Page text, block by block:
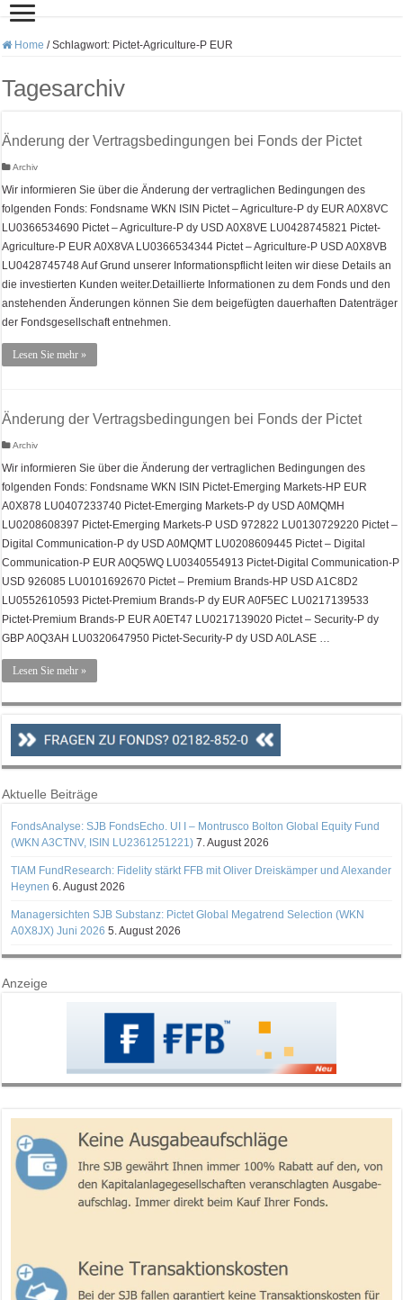
Home / Schlagwort: Pictet-Agriculture-P EUR
Tagesarchiv
Änderung der Vertragsbedingungen bei Fonds der Pictet
Archiv
Wir informieren Sie über die Änderung der vertraglichen Bedingungen des
folgenden Fonds: Fondsname WKN ISIN Pictet – Agriculture-P dy EUR A0X8VC
LU0366534690 Pictet – Agriculture-P dy USD A0X8VE LU0428745821 Pictet-
Agriculture-P EUR A0X8VA LU0366534344 Pictet – Agriculture-P USD A0X8VB
LU0428745748 Auf Grund unserer Informationspflicht leiten wir diese Details an
die investierten Kunden weiter.Detaillierte Informationen zu dem Fonds und den
anstehenden Änderungen können Sie dem beigefügten dauerhaften Datenträger
der Fondsgesellschaft entnehmen.
Lesen Sie mehr »
Änderung der Vertragsbedingungen bei Fonds der Pictet
Archiv
Wir informieren Sie über die Änderung der vertraglichen Bedingungen des
folgenden Fonds: Fondsname WKN ISIN Pictet-Emerging Markets-HP EUR
A0X878 LU0407233740 Pictet-Emerging Markets-P dy USD A0MQMH
LU0208608397 Pictet-Emerging Markets-P USD 972822 LU0130729220 Pictet –
Digital Communication-P dy USD A0MQMT LU0208609445 Pictet – Digital
Communication-P EUR A0Q5WQ LU0340554913 Pictet-Digital Communication-P
USD 926085 LU0101692670 Pictet – Premium Brands-HP USD A1C8D2
LU0552610593 Pictet-Premium Brands-P dy EUR A0F5EC LU0217139533
Pictet-Premium Brands-P EUR A0ET47 LU0217139020 Pictet – Security-P dy
GBP A0Q3AH LU0320647950 Pictet-Security-P dy USD A0LASE …
Lesen Sie mehr »
Aktuelle Beiträge
FondsAnalyse: SJB FondsEcho. UI I – Montrusco Bolton Global Equity Fund
(WKN A3CTNV, ISIN LU2361251221) 7. August 2026
TIAM FundResearch: Fidelity stärkt FFB mit Oliver Dreiskämper und Alexander
Heynen 6. August 2026
Managersichten SJB Substanz: Pictet Global Megatrend Selection (WKN
A0X8JX) Juni 2026 5. August 2026
Anzeige